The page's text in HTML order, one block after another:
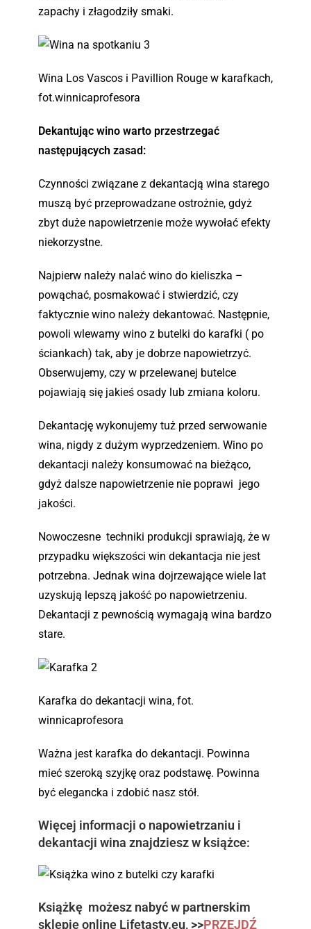
zapachy i złagodziły smaki.
Wina Los Vascos i Pavillion Rouge w karafkach,
fot.winnicaprofesora
Dekantując wino warto przestrzegać
następujących zasad:
Czynności związane z dekantacją wina starego
muszą być przeprowadzane ostrożnie, gdyż
zbyt duże napowietrzenie może wywołać efekty
niekorzystne.
Najpierw należy nalać wino do kieliszka –
powąchać, posmakować i stwierdzić, czy
faktycznie wino należy dekantować. Następnie,
powoli wlewamy wino z butelki do karafki ( po
ściankach) tak, aby je dobrze napowietrzyć.
Obserwujemy, czy w przelewanej butelce
pojawiają się jakieś osady lub zmiana koloru.
Dekantację wykonujemy tuż przed serwowanie
wina, nigdy z dużym wyprzedzeniem. Wino po
dekantacji należy konsumować na bieżąco,
gdyż dalsze napowietrzenie nie poprawi jego
jakości.
Nowoczesne techniki produkcji sprawiają, że w
przypadku większości win dekantacja nie jest
potrzebna. Jednak wina dojrzewające wiele lat
uzyskują lepszą jakość po napowietrzeniu.
Dekantacji z pewnością wymagają wina bardzo
stare.
Karafka do dekantacji wina, fot.
winnicaprofesora
Ważna jest karafka do dekantacji. Powinna
mieć szeroką szyjkę oraz podstawę. Powinna
być elegancka i zdobić nasz stół.
Więcej informacji o napowietrzaniu i
dekantacji wina znajdziesz w książce:
Książkę możesz nabyć w partnerskim
sklepie online Lifetasty.eu, >>PRZEJDŹ